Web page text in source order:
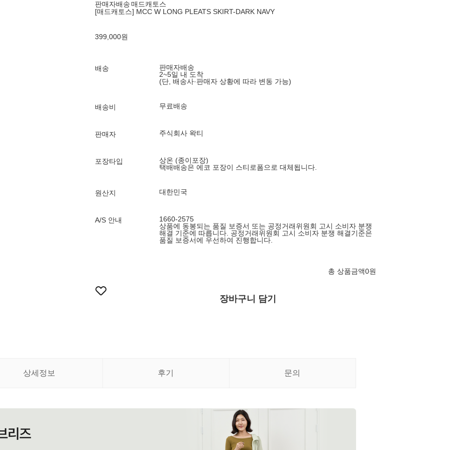
판매자배송매드캐토스
[매드캐토스] MCC W LONG PLEATS SKIRT-DARK NAVY
399,000원
배송
판매자배송
2~5일 내 도착
(단, 배송사·판매자 상황에 따라 변동 가능)
배송비 무료배송
판매자 주식회사 왁티
포장타입
상온 (종이포장)
택배배송은 에코 포장이 스티로폼으로 대체됩니다.
원산지 대한민국
A/S 안내
1660-2575
상품에 동봉되는 품질 보증서 또는 공정거래위원회 고시 소비자 분쟁
해결 기준에 따릅니다. 공정거래위원회 고시 소비자 분쟁 해결기준은
품질 보증서에 우선하여 진행합니다.
총 상품금액0원
장바구니 담기
상세정보 후기 문의